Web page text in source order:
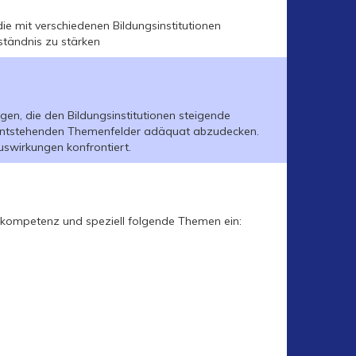
mit verschiedenen Bildungsinstitutionen
zu stärken
die den Bildungsinstitutionen steigende
Themenfelder adäquat abzudecken.
konfrontiert.
und speziell folgende Themen ein: